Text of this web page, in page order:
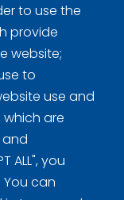
to use the
provide
website;
to
use and
are
ALL", you
can